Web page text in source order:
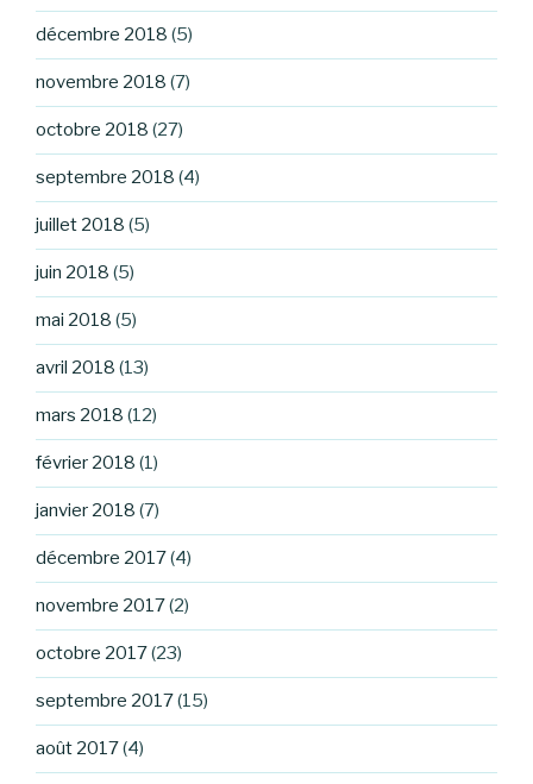
décembre 2018 (5)
novembre 2018 (7)
octobre 2018 (27)
septembre 2018 (4)
juillet 2018 (5)
juin 2018 (5)
mai 2018 (5)
avril 2018 (13)
mars 2018 (12)
février 2018 (1)
janvier 2018 (7)
décembre 2017(4)
novembre 2017(2)
octobre 2017(23)
septembre 2017(15)
août 2017(4)